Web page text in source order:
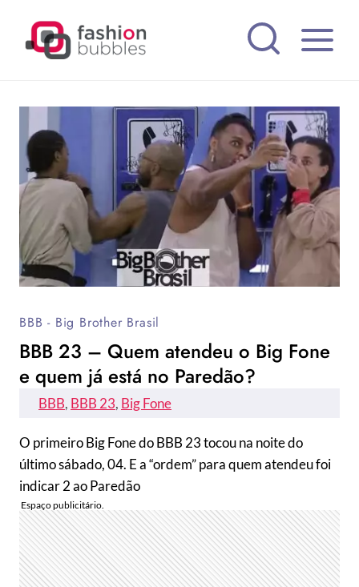
BBB - Big Brother Brasil
BBB 23 – Quem atendeu o Big Fone
e quem já está no Paredão?
BBB, BBB 23, Big Fone
O primeiro Big Fone do BBB 23 tocou na noite do
último sábado, 04. E a “ordem” para quem atendeu foi
indicar 2 ao Paredão